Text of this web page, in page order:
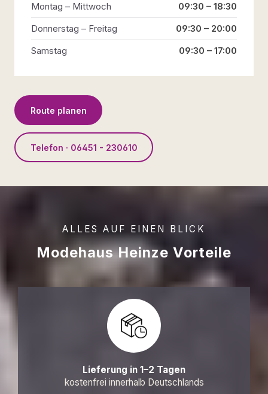
Montag – Mittwoch
09:30 – 18:30
Donnerstag – Freitag
09:30 – 20:00
Samstag
09:30 – 17:00
Route planen
Telefon · 06451 - 230610
ALLES AUF EINEN BLICK
Modehaus Heinze Vorteile
Lieferung in 1–2 Tagen
kostenfrei innerhalb Deutschlands